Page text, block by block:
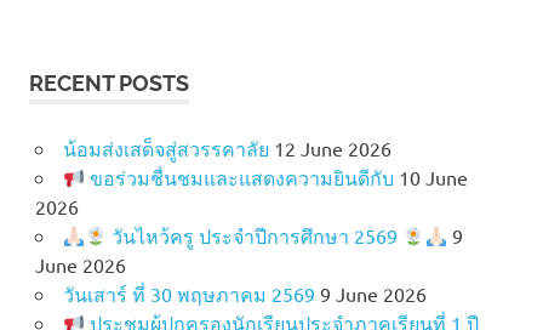
RECENT POSTS
น้อมส่งเสด็จสู่สวรรคาลัย 12 June 2026
ขอร่วมชื่นชมและแสดงความยินดีกับ 10 June
2026
วันไหว้ครู ประจำปีการศึกษา 2569
9
June 2026
วันเสาร์ ที่ 30 พฤษภาคม 2569 9 June 2026
ประชุมผู้ปกครองนักเรียนประจำภาคเรียนที่ 1 ปี